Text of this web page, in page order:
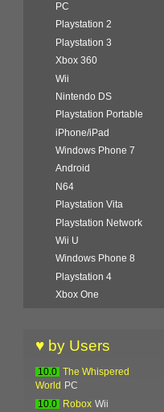
PC
Playstation 2
Playstation 3
Xbox 360
Wii
Nintendo DS
Playstation Portable
iPhone/iPad
Windows Phone 7
Android
N64
Playstation Vita
Playstation Network
Wii U
Windows Phone 8
Playstation 4
Xbox One
♥ by Users
10.0
The Whispered
World
PC
10.0
Robox Wii